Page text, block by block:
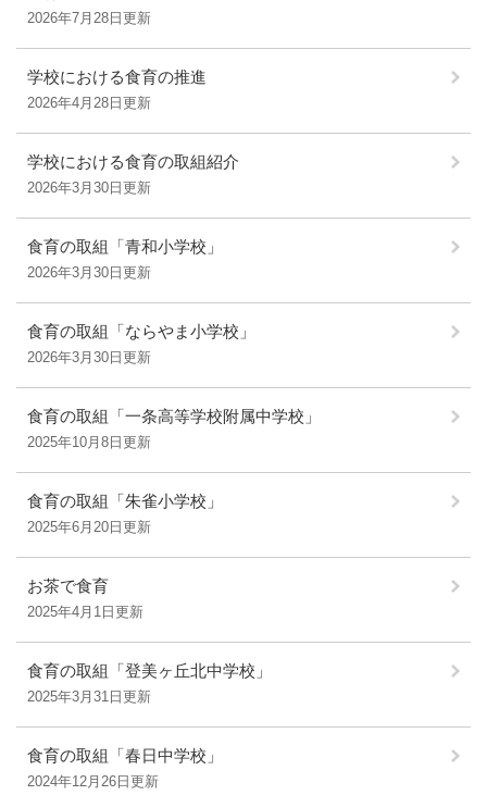
2026年7月28日更新
学校における食育の推進
2026年4月28日更新
学校における食育の取組紹介
2026年3月30日更新
食育の取組「青和小学校」
2026年3月30日更新
食育の取組「ならやま小学校」
2026年3月30日更新
食育の取組「一条高等学校附属中学校」
2025年10月8日更新
食育の取組「朱雀小学校」
2025年6月20日更新
お茶で食育
2025年4月1日更新
食育の取組「登美ヶ丘北中学校」
2025年3月31日更新
食育の取組「春日中学校」
2024年12月26日更新